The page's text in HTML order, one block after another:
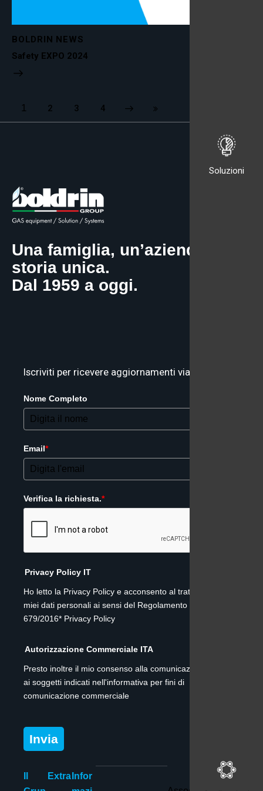
BOLDRIN NEWS
Safety EXPO 2024
1 2 3 4
Next Last
Una famiglia, un’azienda, una
storia unica.
Dal 1959 a oggi.
Iscriviti per ricevere aggiornamenti via email
Nome Completo
Email*
Verifica la richiesta.*
Privacy Policy IT
Ho letto la Privacy Policy e acconsento al trattamento dei
miei dati personali ai sensi del Regolamento (UE)
679/2016* Privacy Policy
Autorizzazione Commerciale ITA
Presto inoltre il mio consenso alla comunicazione dei dati
ai soggetti indicati nell'informativa per fini di
comunicazione commerciale
Invia
Extra Infor
Soluzioni